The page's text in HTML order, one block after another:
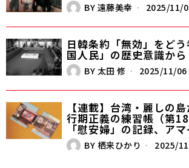
BY 遠藤美幸 2025/11/
日韓条約「無効」をどう
国人民」の歴史意識から
BY 太田 修 2025/11/06
【連載】台湾・麗しの
行期正義の練習帳（第
「慰安婦」の記録、ア
BY 栖来ひかり 2025/